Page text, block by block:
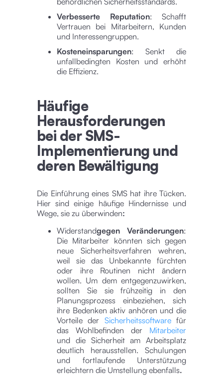
Verbesserte Reputation: Schafft
Vertrauen bei Mitarbeitern, Kunden
und Interessengruppen.
Kosteneinsparungen: Senkt die
unfallbedingten Kosten und erhöht
die Effizienz.
Häufige
Herausforderungen
bei der SMS-
Implementierung und
deren Bewältigung
Die Einführung eines SMS hat ihre Tücken.
Hier sind einige häufige Hindernisse und
Wege, sie zu überwinden:‍
‍Widerstandgegen Veränderungen:
Die Mitarbeiter könnten sich gegen
neue Sicherheitsverfahren wehren,
weil sie das Unbekannte fürchten
oder ihre Routinen nicht ändern
wollen. Um dem entgegenzuwirken,
sollten Sie sie frühzeitig in den
Planungsprozess einbeziehen, sich
ihre Bedenken aktiv anhören und die
Vorteile der Sicherheitssoftwarefür
das Wohlbefinden der Mitarbeiter
und die Sicherheit am Arbeitsplatz
deutlich herausstellen. Schulungen
und fortlaufende Unterstützung
erleichtern die Umstellung ebenfalls.‍